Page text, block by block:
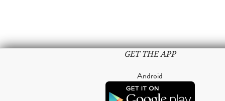
GET THE APP
Android